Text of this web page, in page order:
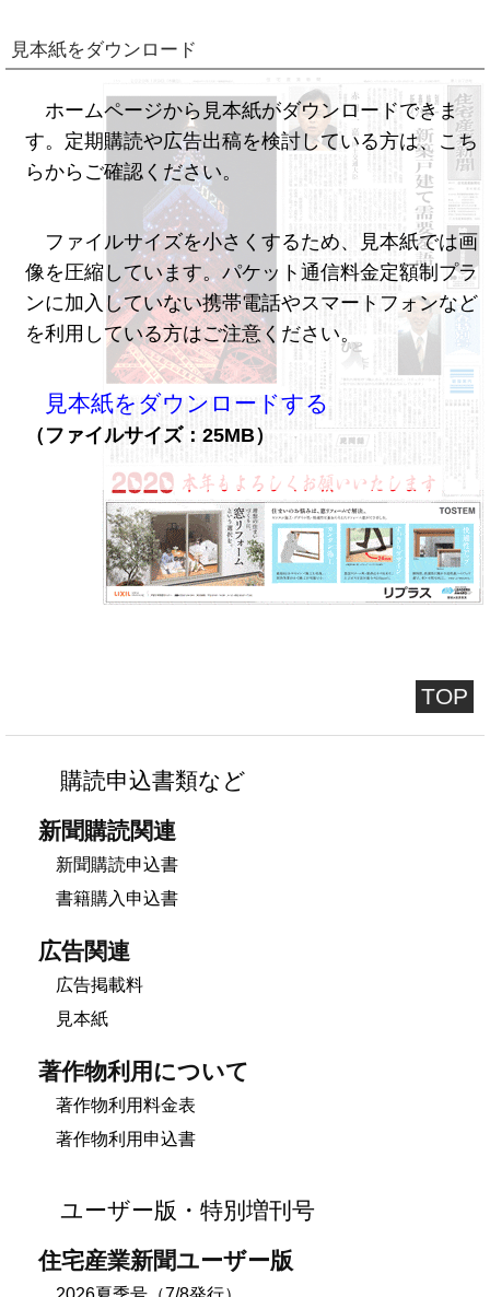
見本紙をダウンロード
ホームページから見本紙がダウンロードできま
す。定期購読や広告出稿を検討している方は、こち
らからご確認ください。
ファイルサイズを小さくするため、見本紙では画
像を圧縮しています。パケット通信料金定額制プラ
ンに加入していない携帯電話やスマートフォンなど
を利用している方はご注意ください。
見本紙をダウンロードする
（ファイルサイズ：25MB）
TOP
購読申込書類など
新聞購読関連
新聞購読申込書
書籍購入申込書
広告関連
広告掲載料
見本紙
著作物利用について
著作物利用料金表
著作物利用申込書
ユーザー版・特別増刊号
住宅産業新聞ユーザー版